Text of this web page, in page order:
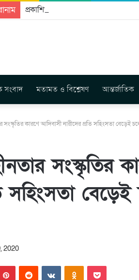
প্রকাশিত হতে যাচ্ছে দি রাবুগার নতুন
সংবাদ মতামত ও বিশ্লেষণ আন্তর্জাতিক
সংস্কৃতির কারণে আদিবাসী নারীদের প্রতি সহিংসতা বেড়েই
সংস্কৃতির
সহিংসতা
2020